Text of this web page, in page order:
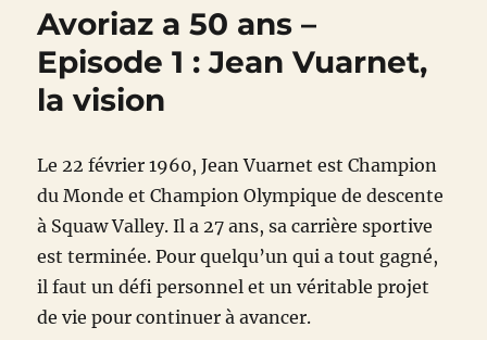
ans
Episode
Brémond,
challenge
Avoriaz a 50 ans –
Episode 1 : Jean Vuarnet,
la vision
Le 22 février 1960, Jean Vuarnet est Champion
du Monde et Champion Olympique de descente
à Squaw Valley. Il a 27 ans, sa carrière sportive
est terminée. Pour quelqu’un qui a tout gagné,
il faut un défi personnel et un véritable projet
de vie pour continuer à avancer.